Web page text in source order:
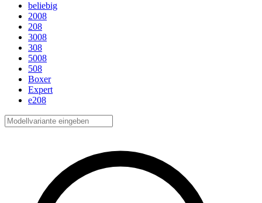
beliebig
2008
208
3008
308
5008
508
Boxer
Expert
e208